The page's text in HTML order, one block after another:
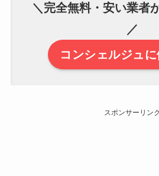
＼完全無料・安い業者
／
コンシェルジュ
スポンサーリンク